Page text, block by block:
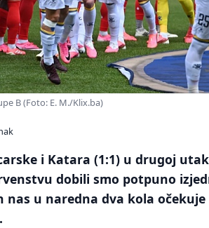
B (Foto: E. M./Klix.ba)
i Katara (1:1) u drugoj
dobili smo potpuno
nas u naredna dva kola